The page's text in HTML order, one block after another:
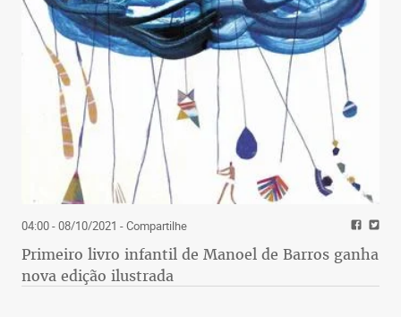
04:00 - 08/10/2021 - Compartilhe
Primeiro livro infantil de Manoel de Barros ganha
nova edição ilustrada